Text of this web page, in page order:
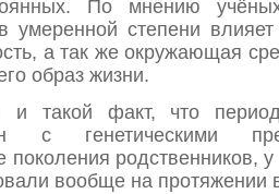
По мнению
умеренной степени влияет
а так же окружающая
образ жизни.
и такой факт, что
с генетическими
родственников, у
вообще на протяжении